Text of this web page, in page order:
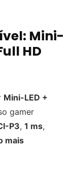
Mini-
HD
Mini-LED +
gamer
P3, 1 ms,
mais